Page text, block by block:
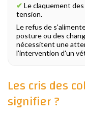
✔ Le claquement
tension.
Le refus de
posture ou des
nécessitent une
l'intervention d'un
Les cris des
signifier ?